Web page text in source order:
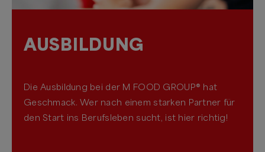
AUSBILDUNG
Die Ausbildung bei der M FOOD GROUP® hat
Geschmack. Wer nach einem starken Partner für
den Start ins Berufsleben sucht, ist hier richtig!